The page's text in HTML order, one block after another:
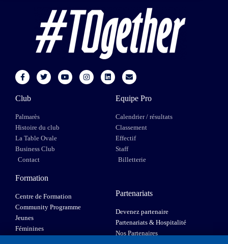
Club
Palmarès
Histoire du club
La Table Ovale
Business Club
Contact
Equipe Pro
Calendrier / résultats
Classement
Effectif
Staff
Billetterie
Formation
Centre de Formation
Community Programme
Jeunes
Féminines
Partenariats
Devenez partenaire
Partenariats & Hospitalité
Nos Partenaires